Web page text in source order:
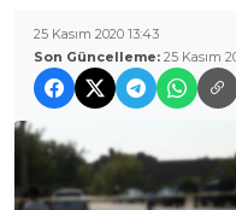
25 Kasım 2020 13:43
Son Güncelleme: 25 Kasım